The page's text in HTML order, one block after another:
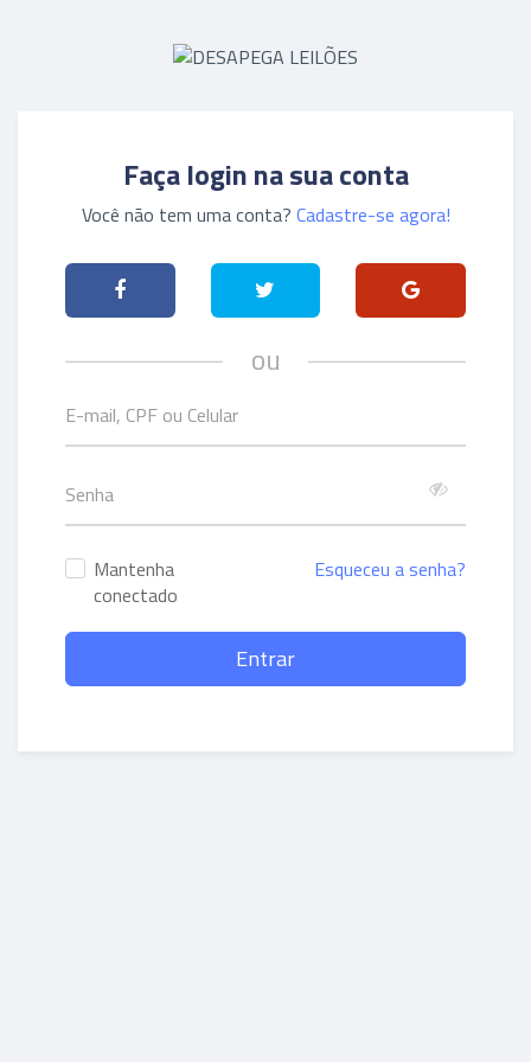
Faça login na sua conta
Você não tem uma conta? Cadastre-se agora!
ou
Mantenha
conectado
Esqueceu a senha?
Entrar